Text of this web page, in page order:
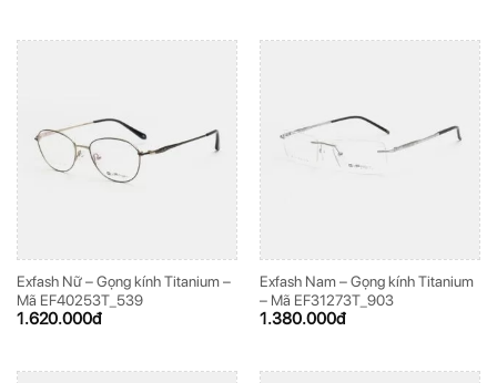
Exfash Nữ – Gọng kính Titanium –
Mã EF40253T_539
1.620.000đ
Exfash Nam – Gọng kính Titanium
– Mã EF31273T_903
1.380.000đ